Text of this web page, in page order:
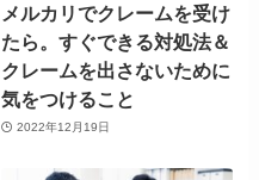
メルカリでクレームを受け
たら。すぐできる対処法＆
クレームを出さないために
気をつけること
2022年12月19日